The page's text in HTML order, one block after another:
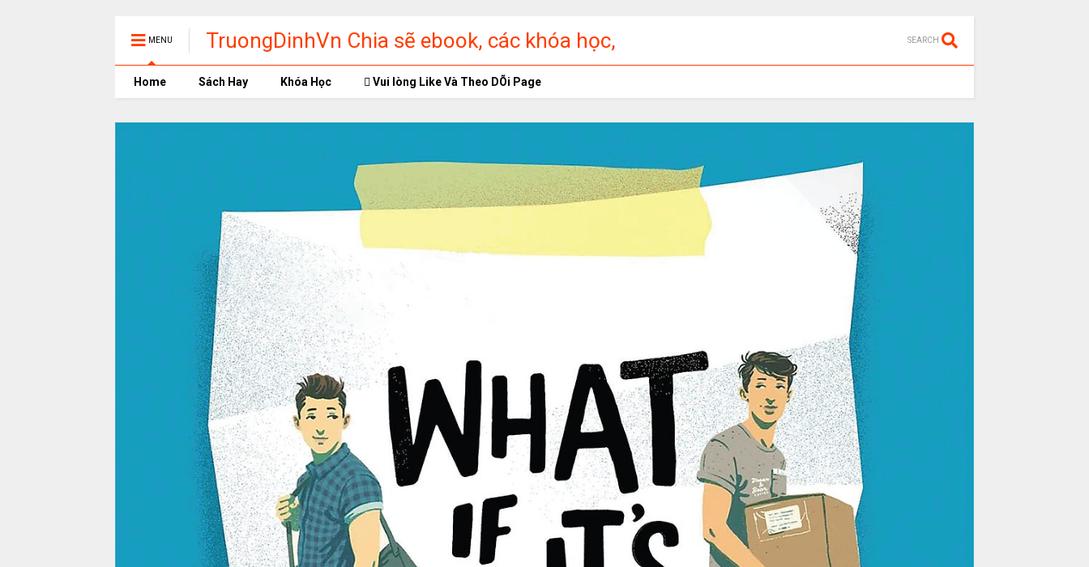
MENU
TruongDinhVn Chia sẽ ebook, các khóa học,
phần mềm học tập miễn phí
SEARCH
Home Sách Hay Khóa Học Vui lòng Like Và Theo DÕi Page